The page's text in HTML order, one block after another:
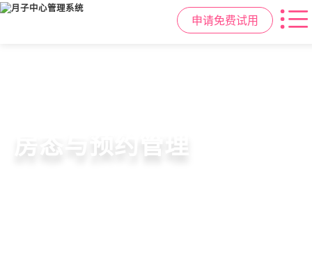
申请免费试用
一站式解决月子中心入住、护理、
母婴健康与护理管理
房态与预约管理
会员营销与智能锁客